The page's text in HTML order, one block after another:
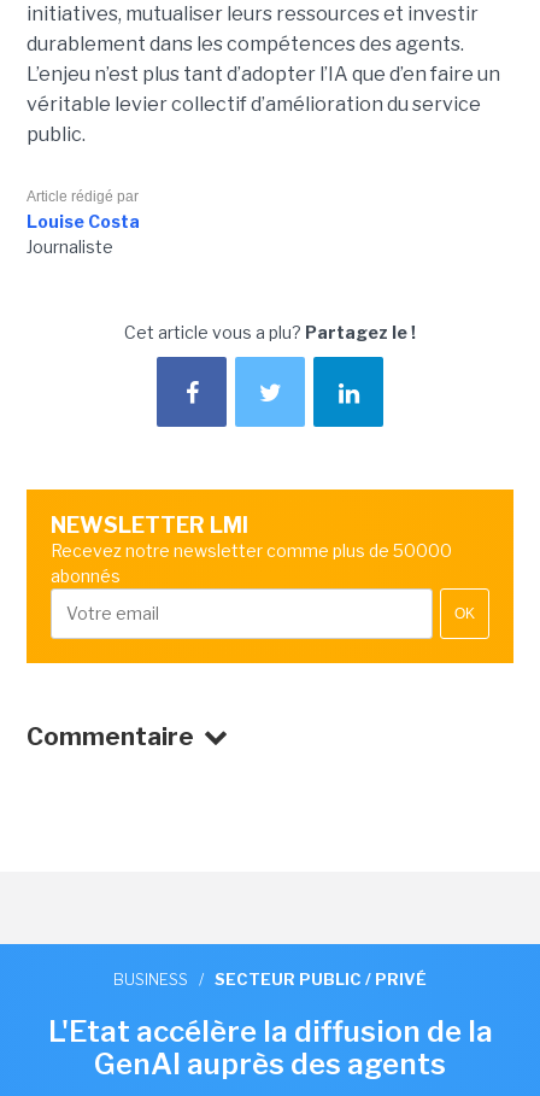
initiatives, mutualiser leurs ressources et investir
durablement dans les compétences des agents.
L’enjeu n’est plus tant d’adopter l’IA que d’en faire un
véritable levier collectif d’amélioration du service
public.
Article rédigé par
Louise Costa
Journaliste
Cet article vous a plu? Partagez le !
NEWSLETTER LMI
Recevez notre newsletter comme plus de 50000
abonnés
OK
Commentaire
BUSINESS / SECTEUR PUBLIC / PRIVÉ
L'Etat accélère la diffusion de la
GenAI auprès des agents